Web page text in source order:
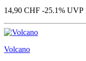
14,90 CHF -25.1% UVP
Volcano